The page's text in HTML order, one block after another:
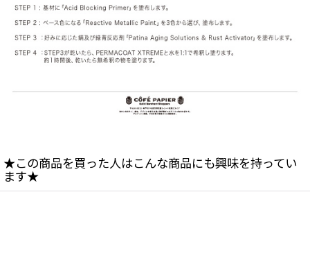
★この商品を買った人はこんな商品にも興味を持ってい
ます★